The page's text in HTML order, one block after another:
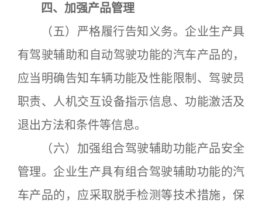
四、加强产品管理
（五）严格履行告知义务。企业生产具
有驾驶辅助和自动驾驶功能的汽车产品的，
应当明确告知车辆功能及性能限制、驾驶员
职责、人机交互设备指示信息、功能激活及
退出方法和条件等信息。
（六）加强组合驾驶辅助功能产品安全
管理。企业生产具有组合驾驶辅助功能的汽
车产品的，应采取脱手检测等技术措施，保